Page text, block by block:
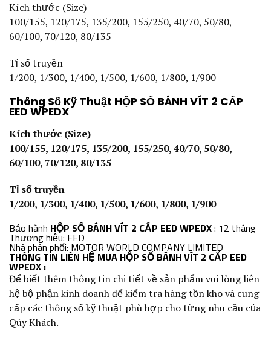
Kích thước (Size)
100/155, 120/175, 135/200, 155/250, 40/70, 50/80,
60/100, 70/120, 80/135
Tỉ số truyền
1/200, 1/300, 1/400, 1/500, 1/600, 1/800, 1/900
Thông Số Kỹ Thuật HỘP SỐ BÁNH VÍT 2 CẤP
EED WPEDX
Kích thước (Size)
100/155, 120/175, 135/200, 155/250, 40/70, 50/80,
60/100, 70/120, 80/135
Tỉ số truyền
1/200, 1/300, 1/400, 1/500, 1/600, 1/800, 1/900
Bảo hành HỘP SỐ BÁNH VÍT 2 CẤP EED WPEDX: 12 tháng
Thương hiệu: EED
Nhà phân phối: MOTOR WORLD COMPANY LIMITED
THÔNG TIN LIÊN HỆ MUA HỘP SỐ BÁNH VÍT 2 CẤP EED
WPEDX :
Để biết thêm thông tin chi tiết về sản phẩm vui lòng liên
hệ bộ phận kinh doanh để kiểm tra hàng tồn kho và cung
cấp các thông số kỹ thuật phù hợp cho từng nhu cầu của
Qúy Khách.